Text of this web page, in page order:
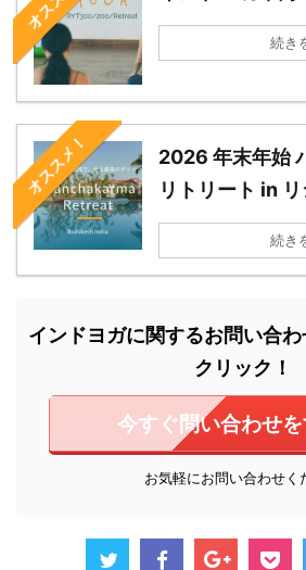
続き
オススメ！
2026 年末年始
リトリート in
続き
インドヨガに関するお問い合
クリック！
今すぐ問い合わせ
お気軽にお問い合わせく